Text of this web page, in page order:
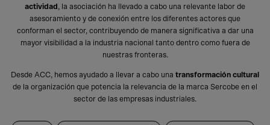
actividad , la asociación ha llevado a cabo una relevante labor de
asesoramiento y de conexión entre los diferentes actores que
conforman el sector, contribuyendo de manera significativa a dar una
mayor visibilidad a la industria nacional tanto dentro como fuera de
nuestras fronteras.
Desde ACC, hemos ayudado a llevar a cabo una transformación cultural
de la organización que potencia la relevancia de la marca Sercobe en el
sector de las empresas industriales.